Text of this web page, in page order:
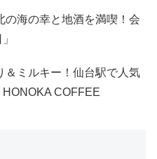
の海の幸と地酒を満喫！会
＆ミルキー！仙台駅で人気
COFFEE